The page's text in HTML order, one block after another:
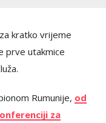
kratko vrijeme
prve utakmice
Rumunije, od
za